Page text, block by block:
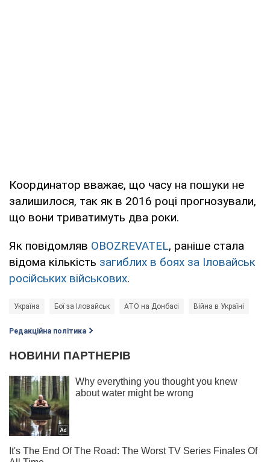
Координатор вважає, що часу на пошуки не
залишилося, так як в 2016 році прогнозували,
що вони триватимуть два роки.
Як повідомляв OBOZREVATEL, раніше стала
відома кількість загиблих в боях за Іловайськ
російських військових.
Україна Бої за Іловайськ АТО на Донбасі Війна в Україні
Редакційна політика